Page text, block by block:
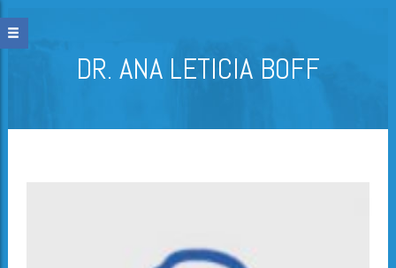
DR. ANA LETICIA BOFF